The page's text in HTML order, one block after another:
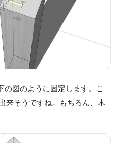
の図のように固定します。こ
来そうですね。もちろん、木